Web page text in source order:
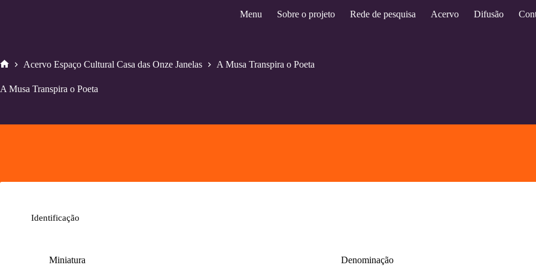
Menu Sobre o projeto Rede de pesquisa Acervo Difusão
Acervo Espaço Cultural Casa das Onze Janelas A Musa Transpira o Poeta
A Musa Transpira o Poeta
Identificação
Miniatura Denominação